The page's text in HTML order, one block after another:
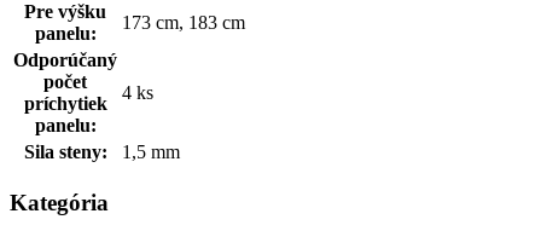
Pre výšku
panelu:
173 cm, 183 cm
Odporúčaný
počet
príchytiek
panelu:
4 ks
Sila steny: 1,5 mm
Kategória